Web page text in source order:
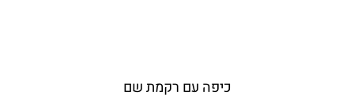
כיפה עם רקמת שם